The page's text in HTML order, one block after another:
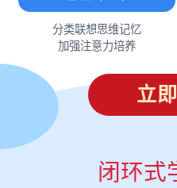
分类联想思维记忆
加强注意力培养
立
闭环式